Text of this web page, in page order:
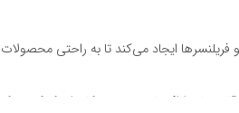
ایجاد می‌کند تا به راحتی
ارائه پاورپوینت به کاربران کمک